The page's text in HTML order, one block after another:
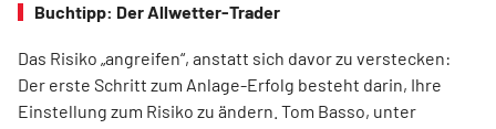
Buchtipp: Der Allwetter-Trader
Das Risiko „angreifen“, anstatt sich davor zu verstecken:
Der erste Schritt zum Anlage-Erfolg besteht darin, Ihre
Einstellung zum Risiko zu ändern. Tom Basso, unter